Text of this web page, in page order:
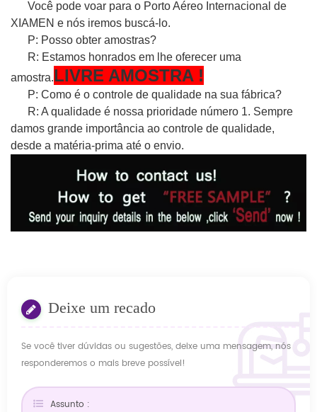
Você pode voar para o Porto Aéreo Internacional de
XIAMEN e nós iremos buscá-lo.
P: Posso obter amostras?
R: Estamos honrados em lhe oferecer uma
amostra.LIVRE AMOSTRA!
P: Como é o controle de qualidade na sua fábrica?
R: A qualidade é nossa prioridade número 1. Sempre
damos grande importância ao controle de qualidade,
desde a matéria-prima até o envio.
Deixe um recado
Se você tiver dúvidas ou sugestões, deixe uma mensagem, nós
responderemos o mais breve possível!
Assunto :